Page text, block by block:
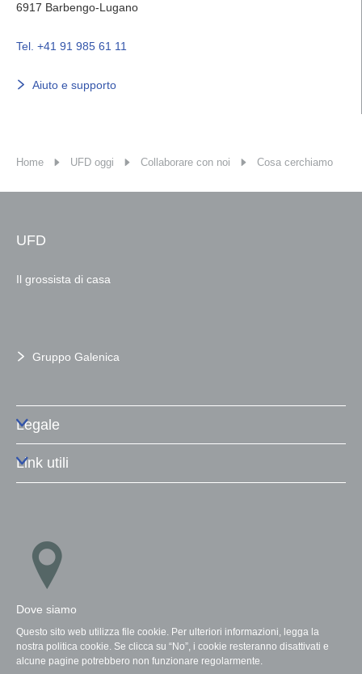
6917 Barbengo-Lugano
Tel. +41 91 985 61 11
Aiuto e supporto
Home UFD oggi Collaborare con noi Cosa cerchiamo
Questo sito web utilizza file cookie. Per ulteriori informazioni, legga la
nostra politica cookie. Se clicca su “No”, i cookie resteranno disattivati e
alcune pagine potrebbero non funzionare regolarmente.
UFD
Il grossista di casa
Gruppo Galenica
Legale
Link utili
Dove siamo